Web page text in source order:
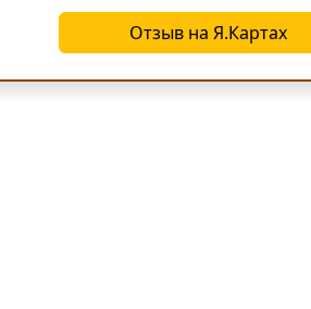
Отзыв на Я.Картах